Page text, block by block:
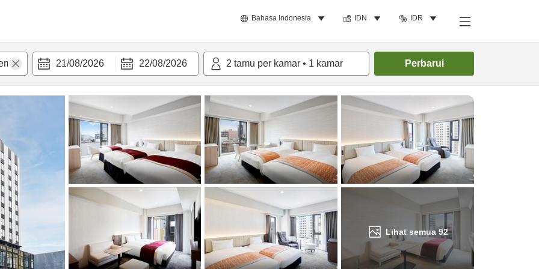
Bahasa Indonesia IDN IDR
21/08/2026 22/08/2026 2 tamu per kamar • 1 kamar Perbarui
Lihat semua92
Cari kamar